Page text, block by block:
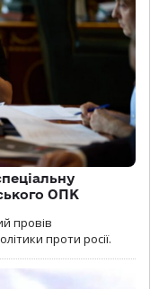
ОПК
провів
проти росії.